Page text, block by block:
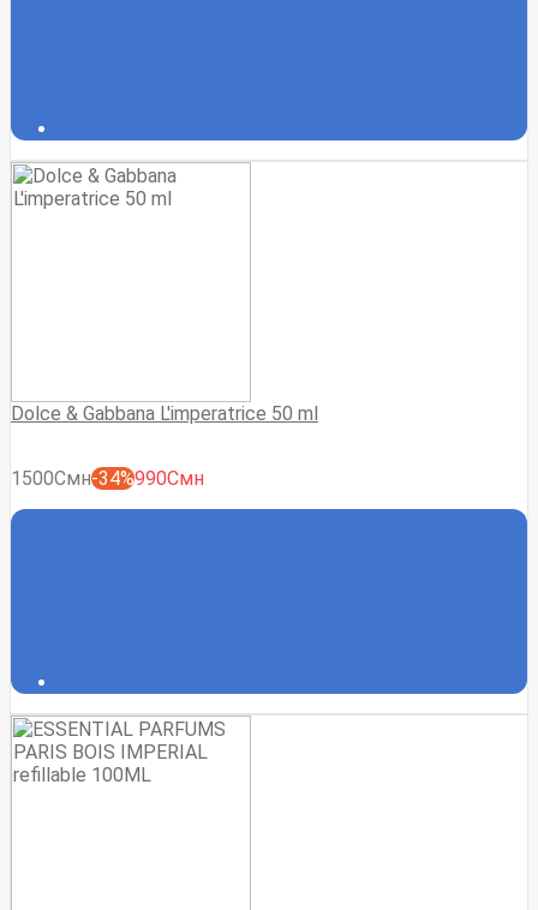
Dolce & Gabbana L'imperatrice 50 ml
1500Смн-34%990Смн